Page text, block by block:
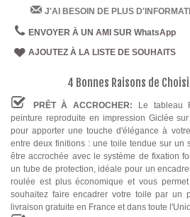
J'AI BESOIN DE PLUS
ENVOYER À UN AMI SUR WhatsApp
AJOUTEZ À LA LISTE DE SOUHAITS
4 Bonnes Raisons de
PRÊT À ACCROCHER: Le tableau
peinture reproduite en impression Giclée
pour apporter une touche d'élégance à
entre deux finitions : une toile tendue sur un
être accrochée avec le système de fixation
un tube de protection, idéale pour un
roulée est plus économique et vous
souhaitez faire encadrer votre toile par un
livraison gratuite en France et dans toute